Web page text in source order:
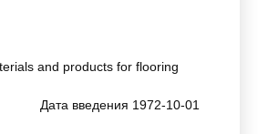
and products for flooring
Дата введения 1972-10-01